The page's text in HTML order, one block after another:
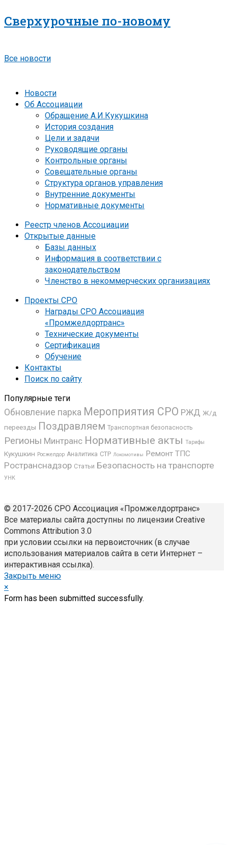
Сверхурочные по-новому
Все новости
Новости
Об Ассоциации
Обращение А.И.Кукушкина
История создания
Цели и задачи
Руководящие органы
Контрольные органы
Совещательные органы
Структура органов управления
Внутренние документы
Нормативные документы
Реестр членов Ассоциации
Открытые данные
Базы данных
Информация в соответствии с
законодательством
Членство в некоммерческих организациях
Проекты СРО
Награды СРО Ассоциация
«Промжелдортранс»
Технические документы
Сертификация
Обучение
Контакты
Поиск по сайту
Популярные теги
Обновление парка Мероприятия СРО РЖД Ж/д
переезды Поздравляем Транспортная безопасность
Регионы Минтранс Нормативные акты Тарифы
Кукушкин Росжелдор Аналитика СТР Локомотивы Ремонт ТПС
Ространснадзор Статьи Безопасность на транспорте
УНК
© 2017-2026 СРО Ассоциация «Промжелдортранс»
Все материалы сайта доступны по лицензии Creative
Commons Attribution 3.0
при условии ссылки на первоисточник (в случае
использования материалов сайта в сети Интернет –
интерактивная ссылка).
Закрыть меню
×
Form has been submitted successfully.